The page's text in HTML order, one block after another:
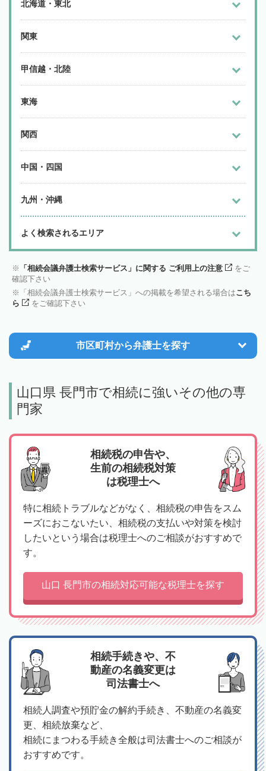
北海道・東北
関東
甲信越・北陸
東海
関西
中国・四国
九州・沖縄
よく検索されるエリア
「相続会議弁護士検索サービス」に関する ご利用上の注意
をご
確認下さい
「相続会議弁護士検索サービス」への掲載を希望される場合はこち
ら
をご確認下さい
市区町村から弁護士を探す
山口県 長門市で相続に強いその他の専
門家
相続税の申告や、
生前の相続税対策
は税理士へ
特に相続トラブルなどがなく、相続税の申告をスム
ーズにおこないたい、相続税の支払いや対策を検討
したいという場合は税理士へのご相談がおすすめで
す。
山口 長門市の相続対応可能な税理士を探す
相続手続きや、不
動産の名義変更は
司法書士へ
相続人調査や預貯金の解約手続き、不動産の名義変
更、相続放棄など、
相続にまつわる手続き全般は司法書士へのご相談が
おすすめです。